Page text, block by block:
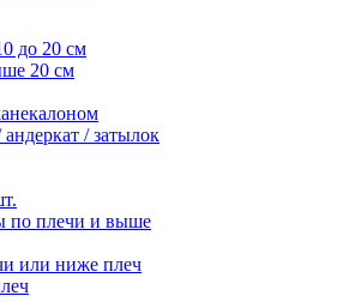
до 20 см
20 см
/ затылок
по плечи и выше
или ниже плеч